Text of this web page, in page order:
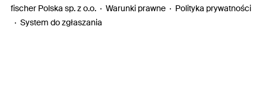
fischer Polska sp. z o.o. Warunki prawne
Polityka prywatności
System do zgłaszania